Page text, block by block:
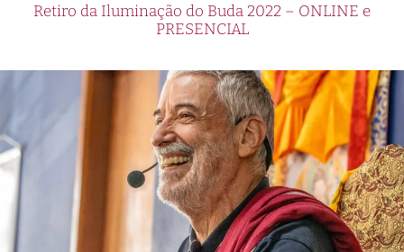
Retiro da Iluminação do Buda 2022 – ONLINE e
PRESENCIAL